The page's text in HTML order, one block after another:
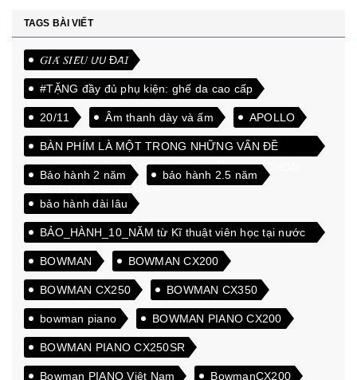
TAGS BÀI VIẾT
𝐺𝐼𝐴́ 𝑆𝐼𝐸̂𝑈 𝘜̛𝘜 Đ𝘈̃𝘐
#TẶNG đầy đủ phụ kiện: ghế da cao cấp
20/11 Âm thanh dày và ấm APOLLO
BÀN PHÍM LÀ MỘT TRONG NHỮNG VẤN ĐỀ
QUAN TÂM NHẤT CỦA KHÁCH HÀNG KHI CHỌN
MUA ĐÀN PIANO ĐIỆN
Bảo hành 2 năm bảo hành 2.5 năm
bảo hành dài lâu
BẢO_HÀNH_10_NĂM từ Kĩ thuật viên học tại nước
ngoài
BOWMAN BOWMAN CX200
BOWMAN CX250 BOWMAN CX350
bowman piano BOWMAN PIANO CX200
BOWMAN PIANO CX250SR
Bowman PIANO Việt Nam BowmanCX200